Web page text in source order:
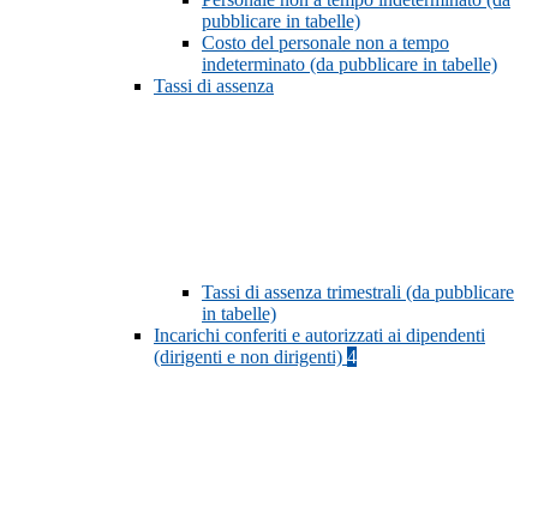
pubblicare in tabelle)
Costo del personale non a tempo
indeterminato (da pubblicare in tabelle)
Tassi di assenza
Tassi di assenza trimestrali (da pubblicare
in tabelle)
Incarichi conferiti e autorizzati ai dipendenti
(dirigenti e non dirigenti) 4